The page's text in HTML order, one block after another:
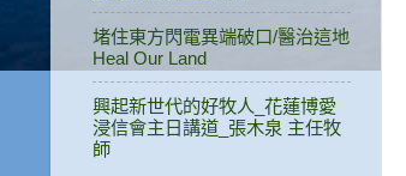
堵住東方閃電異端破口/醫治這地
Heal Our Land
興起新世代的好牧人_花蓮博愛
浸信會主日講道_張木泉 主任牧
師